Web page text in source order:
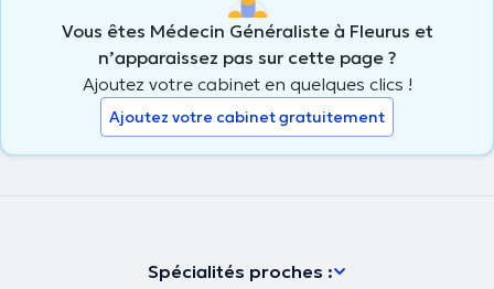
Vous êtes Médecin Généraliste à Fleurus et
n’apparaissez pas sur cette page ?
Ajoutez votre cabinet en quelques clics !
Ajoutez votre cabinet gratuitement
Spécialités proches :